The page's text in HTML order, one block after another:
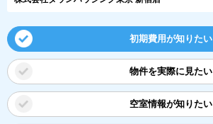
初期費用が知りたい
物件を実際に見たい
空室情報が知りたい